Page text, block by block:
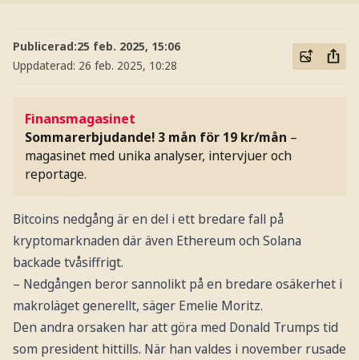
Publicerad:25 feb. 2025, 15:06
Uppdaterad: 26 feb. 2025, 10:28
Finansmagasinet
Sommarerbjudande! 3 mån för 19 kr/mån –
magasinet med unika analyser, intervjuer och
reportage.
Bitcoins nedgång är en del i ett bredare fall på
kryptomarknaden där även Ethereum och Solana
backade tvåsiffrigt.
– Nedgången beror sannolikt på en bredare osäkerhet i
makroläget generellt, säger Emelie Moritz.
Den andra orsaken har att göra med Donald Trumps tid
som president hittills. När han valdes i november rusade